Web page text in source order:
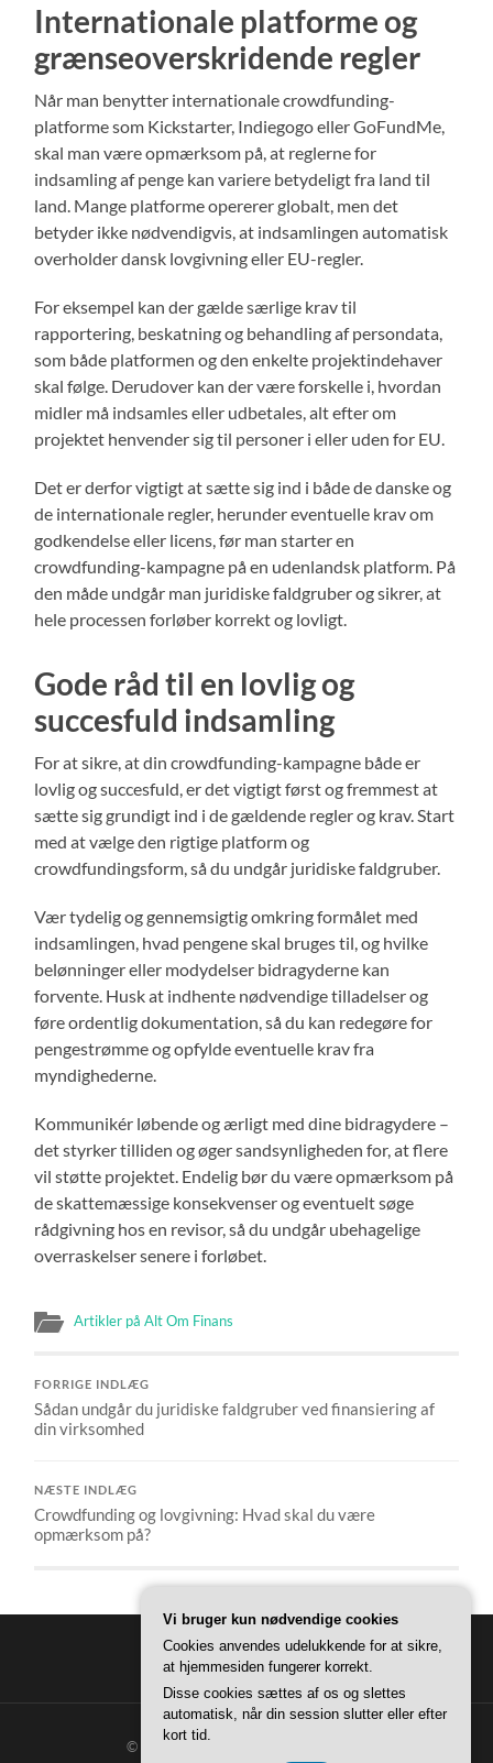
Internationale platforme og
grænseoverskridende regler
Når man benytter internationale crowdfunding-
platforme som Kickstarter, Indiegogo eller GoFundMe,
skal man være opmærksom på, at reglerne for
indsamling af penge kan variere betydeligt fra land til
land. Mange platforme opererer globalt, men det
betyder ikke nødvendigvis, at indsamlingen automatisk
overholder dansk lovgivning eller EU-regler.
For eksempel kan der gælde særlige krav til
rapportering, beskatning og behandling af persondata,
som både platformen og den enkelte projektindehaver
skal følge. Derudover kan der være forskelle i, hvordan
midler må indsamles eller udbetales, alt efter om
projektet henvender sig til personer i eller uden for EU.
Det er derfor vigtigt at sætte sig ind i både de danske og
de internationale regler, herunder eventuelle krav om
godkendelse eller licens, før man starter en
crowdfunding-kampagne på en udenlandsk platform. På
den måde undgår man juridiske faldgruber og sikrer, at
hele processen forløber korrekt og lovligt.
Gode råd til en lovlig og
succesfuld indsamling
For at sikre, at din crowdfunding-kampagne både er
lovlig og succesfuld, er det vigtigt først og fremmest at
sætte sig grundigt ind i de gældende regler og krav. Start
med at vælge den rigtige platform og
crowdfundingsform, så du undgår juridiske faldgruber.
Vær tydelig og gennemsigtig omkring formålet med
indsamlingen, hvad pengene skal bruges til, og hvilke
belønninger eller modydelser bidragyderne kan
forvente. Husk at indhente nødvendige tilladelser og
føre ordentlig dokumentation, så du kan redegøre for
pengestrømme og opfylde eventuelle krav fra
myndighederne.
Kommunikér løbende og ærligt med dine bidragydere –
det styrker tilliden og øger sandsynligheden for, at flere
vil støtte projektet. Endelig bør du være opmærksom på
de skattemæssige konsekvenser og eventuelt søge
rådgivning hos en revisor, så du undgår ubehagelige
overraskelser senere i forløbet.
Artikler på Alt Om Finans
FORRIGE INDLÆG
Sådan undgår du juridiske faldgruber ved finansiering af
din virksomhed
NÆSTE INDLÆG
Crowdfunding og lovgivning: Hvad skal du være
opmærksom på?
© 2026ALT OM FINANS
Vi bruger kun nødvendige cookies
Cookies anvendes udelukkende for at sikre,
at hjemmesiden fungerer korrekt.
Disse cookies sættes af os og slettes
automatisk, når din session slutter eller efter
kort tid.